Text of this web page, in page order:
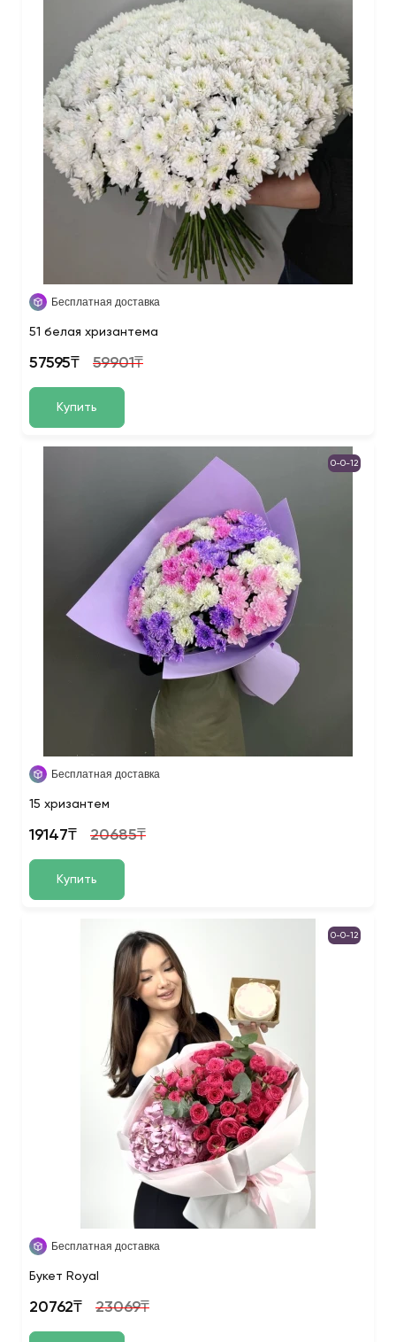
Бесплатная доставка
51 белая хризантема
57595₸ 59901₸
Купить
0-0-12
Бесплатная доставка
15 хризантем
19147₸ 20685₸
Купить
0-0-12
Бесплатная доставка
Букет Royal
20762₸ 23069₸